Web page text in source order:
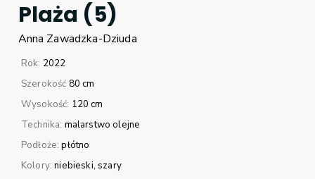
Plaża (5)
Anna Zawadzka-Dziuda
Rok: 2022
Szerokość 80 cm
Wysokość: 120 cm
Technika: malarstwo olejne
Podłoże:płótno
Kolory:niebieski szary